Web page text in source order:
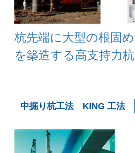
杭先端に大型の根固
を築造する高支持力
中掘り杭工法 KING 工法